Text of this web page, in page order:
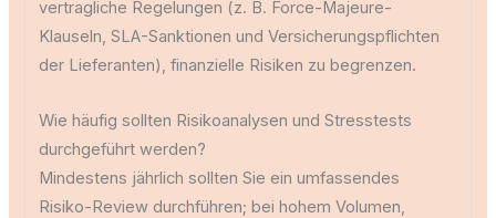
vertragliche Regelungen (z. B. Force-Majeure-
Klauseln, SLA-Sanktionen und Versicherungspflichten
der Lieferanten), finanzielle Risiken zu begrenzen.
Wie häufig sollten Risikoanalysen und Stresstests
durchgeführt werden?
Mindestens jährlich sollten Sie ein umfassendes
Risiko-Review durchführen; bei hohem Volumen,